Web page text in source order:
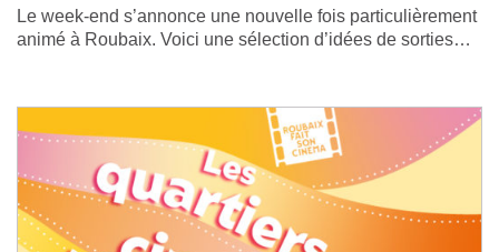
Le week-end s’annonce une nouvelle fois particulièrement
animé à Roubaix. Voici une sélection d’idées de sorties…